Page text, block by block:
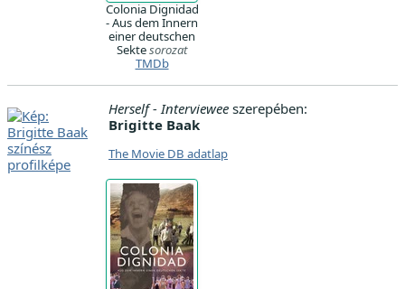
Colonia Dignidad
- Aus dem Innern
einer deutschen
Sektesorozat
TMDb
Herself - Interviewee szerepében:
Brigitte Baak
The Movie DB adatlap